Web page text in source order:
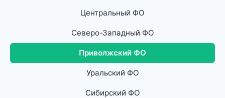
Центральный ФО
Северо-Западный ФО
Приволжский ФО
Уральский ФО
Сибирский ФО